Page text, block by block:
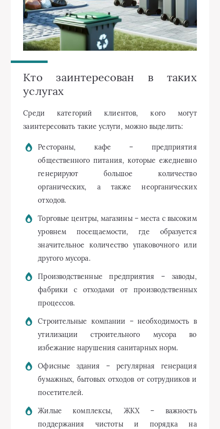
Кто заинтересован в таких
услугах
Среди категорий клиентов, кого могут
заинтересовать такие услуги, можно выделить:
Рестораны, кафе – предприятия
общественного питания, которые ежедневно
генерируют большое количество
органических, а также неорганических
отходов.
Торговые центры, магазины – места с высоким
уровнем посещаемости, где образуется
значительное количество упаковочного или
другого мусора.
Производственные предприятия – заводы,
фабрики с отходами от производственных
процессов.
Строительные компании – необходимость в
утилизации строительного мусора во
избежание нарушения санитарных норм.
Офисные здания – регулярная генерация
бумажных, бытовых отходов от сотрудников и
посетителей.
Жилые комплексы, ЖКХ – важность
поддержания чистоты и порядка на